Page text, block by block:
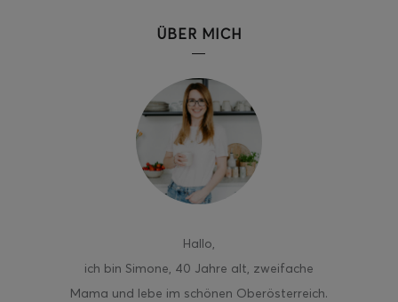
ÜBER MICH
Hallo,
ich bin Simone, 40 Jahre alt, zweifache
Mama und lebe im schönen Oberösterreich.